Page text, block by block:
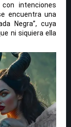
intenciones
encuentra una
Negra”, cuya
ni siquiera ella